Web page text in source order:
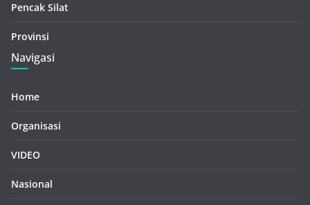
Pencak Silat
Provinsi
Navigasi
Home
Organisasi
VIDEO
Nasional